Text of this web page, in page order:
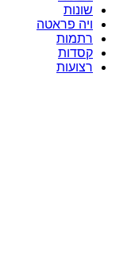
שונות
ויה פראטה
רתמות
קסדות
רצועות